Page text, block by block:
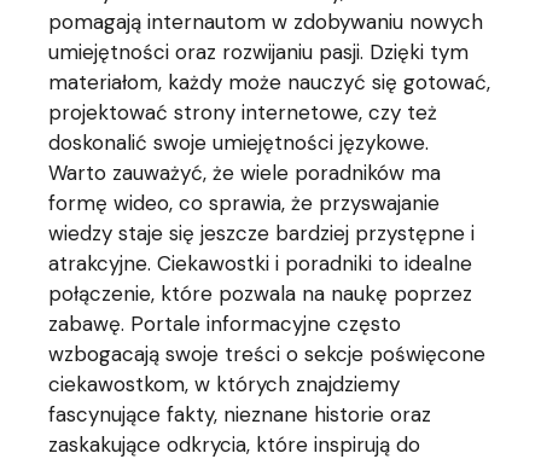
pomagają internautom w zdobywaniu nowych
umiejętności oraz rozwijaniu pasji. Dzięki tym
materiałom, każdy może nauczyć się gotować,
projektować strony internetowe, czy też
doskonalić swoje umiejętności językowe.
Warto zauważyć, że wiele poradników ma
formę wideo, co sprawia, że przyswajanie
wiedzy staje się jeszcze bardziej przystępne i
atrakcyjne. Ciekawostki i poradniki to idealne
połączenie, które pozwala na naukę poprzez
zabawę. Portale informacyjne często
wzbogacają swoje treści o sekcje poświęcone
ciekawostkom, w których znajdziemy
fascynujące fakty, nieznane historie oraz
zaskakujące odkrycia, które inspirują do